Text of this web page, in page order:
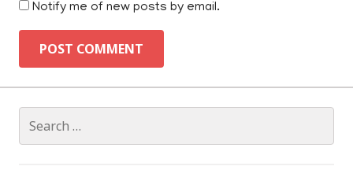
Notify me of new posts by email.
for: